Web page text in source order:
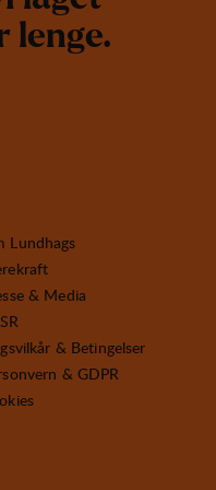
lenge.
Lundhags
& Media
& Betingelser
& GDPR